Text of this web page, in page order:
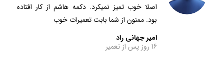
اصلا خوب تمیز نمیکرد. دکمه هاشم از کار افتاده
بود. ممنون از شما بابت تعمیرات خوب
امیر جهانی راد
16 روز پس از تعمیر